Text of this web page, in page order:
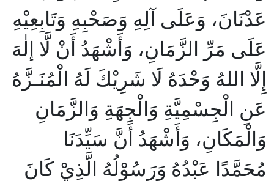
عَدْنَانَ، وَعَلَى آلِهِ وَصَحْبِهِ وَتَابِعِيْهِ
عَلَى مَرِّ الزَّمَانِ، وَأَشْهَدُ أَنْ لَّا إلٰهَ
إِلَّا اللهُ وَحْدَهُ لَا شَرِيْكَ لَهُ الْمُنَـزَّهُ
عَنِ الْجِسْمِيَّةِ وَالْجِهَةِ وَالزَّمَانِ
وَالْمَكَانِ، وَأَشْهَدُ أَنَّ سَيِّدَنَا
مُحَمَّدًا عَبْدُهُ وَرَسُوْلُهُ الَّذِيْ كَانَ